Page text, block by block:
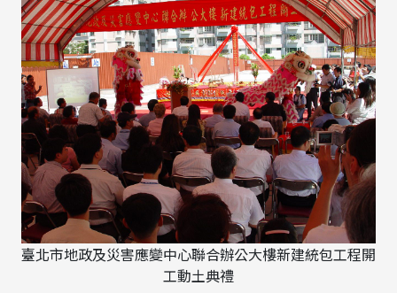
臺北市地政及災害應變中心聯合辦公大樓新建統包工程開
工動土典禮